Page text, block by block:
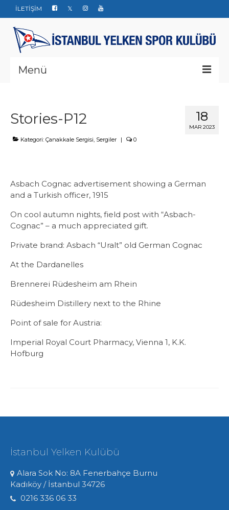
İLETİŞİM
Menü
Yarışlar
Haberler
Düğün Davet ve Organizasyon
18
MAR 2023
Stories-P12
Kategori: Çanakkale Sergisi, Sergiler | 0
Asbach Cognac advertisement showing a German
and a Turkish officer, 1915
On cool autumn nights, field post with “Asbach-
Cognac” – a much appreciated gift.
Private brand: Asbach “Uralt” old German Cognac
At the Dardanelles
Brennerei Rüdesheim am Rhein
Rüdesheim Distillery next to the Rhine
Point of sale for Austria:
Imperial Royal Court Pharmacy, Vienna 1, K.K.
Hofburg
İstanbul Yelken Kulübü
Alara Sok No: 8A Fenerbahçe Burnu
Kadıköy / İstanbul 34726
0216 336 06 33